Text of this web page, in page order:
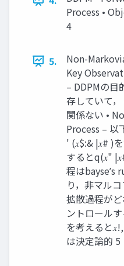
Process •
4
5.
Non-
Key
– DDPMの
存していて
関係ない •
Process – 以
' (𝑥$:& |𝑥# )
するとq(𝑥"
程はbayseʼs
り，⾮マル
拡散過程が
ントロール
を考えると
は決定論的 5